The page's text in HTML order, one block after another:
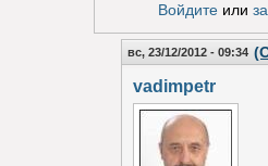
Войдитеили
вс, 23/12/2012 - 09:34
vadimpetr